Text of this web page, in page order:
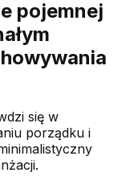
pojemnej
się w
porządku i